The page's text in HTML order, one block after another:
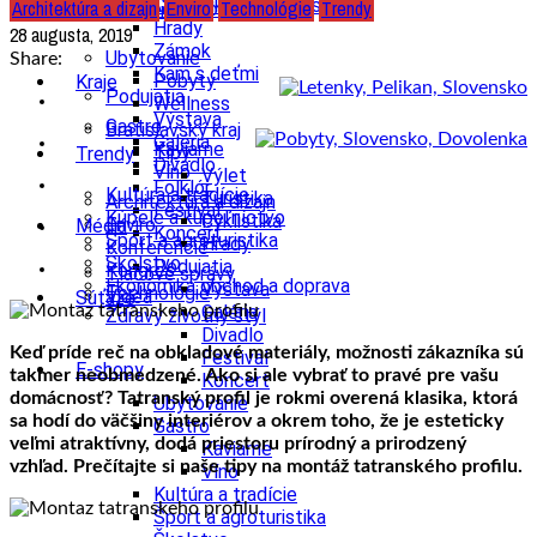
Cyklistika, cyklotrasy
Hrady
Zámok
Kam s deťmi
Podujatia
Výstava
Galéria
Divadlo
Folklór
Festival
Koncert
U susedov vo svete
Cestovný ruch
Ubytovanie
Pobyty
Wellness
Gastro
Kaviarne
Víno
Kultúra a tradície
Kúpele a kúpeľníctvo
Šport a agroturistika
Školstvo
Ekonomika obchod a doprava
Kraje
Bratislavský kraj
Tipy
Výlet
Turistika
Cyklistika
Hrady
Podujatia
Výstava
Galéria
Divadlo
Festival
Koncert
Ubytovanie
Gastro
Kaviarne
Víno
Kultúra a tradície
Šport a agroturistika
Trendy
Architektúra a dizajn
Enviro
Konferencie
Kongres
Technológie
Zdravý životný štýl
Médiá
Tlačové správy
Videá
Súťaže
E-shopy
Architektúra a dizajn Enviro Technológie Trendy
28 augusta, 2019
Share:
Keď príde reč na obkladové materiály, možnosti zákazníka sú
takmer neobmedzené. Ako si ale vybrať to pravé pre vašu
domácnosť? Tatranský profil je rokmi overená klasika, ktorá
sa hodí do väčšiny interiérov a okrem toho, že je esteticky
veľmi atraktívny, dodá priestoru prírodný a prirodzený
vzhľad. Prečítajte si naše tipy na montáž tatranského profilu.